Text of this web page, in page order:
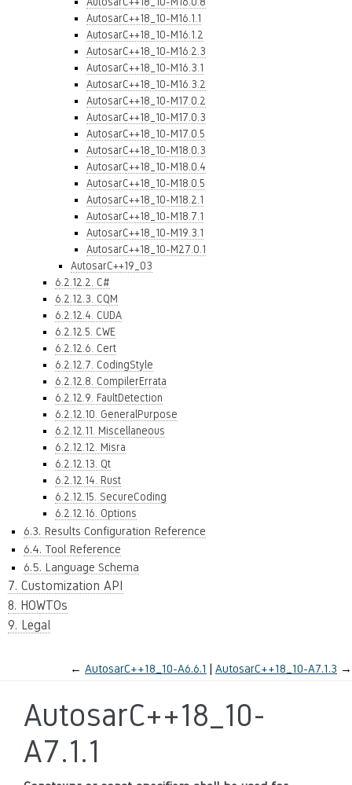
AutosarC++18_10-M16.1.1
AutosarC++18_10-M16.1.2
AutosarC++18_10-M16.2.3
AutosarC++18_10-M16.3.1
AutosarC++18_10-M16.3.2
AutosarC++18_10-M17.0.2
AutosarC++18_10-M17.0.3
AutosarC++18_10-M17.0.5
AutosarC++18_10-M18.0.3
AutosarC++18_10-M18.0.4
AutosarC++18_10-M18.0.5
AutosarC++18_10-M18.2.1
AutosarC++18_10-M18.7.1
AutosarC++18_10-M19.3.1
AutosarC++18_10-M27.0.1
AutosarC++19_03
6.2.12.2. C#
6.2.12.3. CQM
6.2.12.4. CUDA
6.2.12.5. CWE
6.2.12.6. Cert
6.2.12.7. CodingStyle
6.2.12.8. CompilerErrata
6.2.12.9. FaultDetection
6.2.12.10. GeneralPurpose
6.2.12.11. Miscellaneous
6.2.12.12. Misra
6.2.12.13. Qt
6.2.12.14. Rust
6.2.12.15. SecureCoding
6.2.12.16. Options
6.3. Results Configuration Reference
6.4. Tool Reference
6.5. Language Schema
7. Customization API
8. HOWTOs
9. Legal
← AutosarC++18_10-A6.6.1 AutosarC++18_10-A7.1.3 →
AutosarC++18_10-
A7.1.1